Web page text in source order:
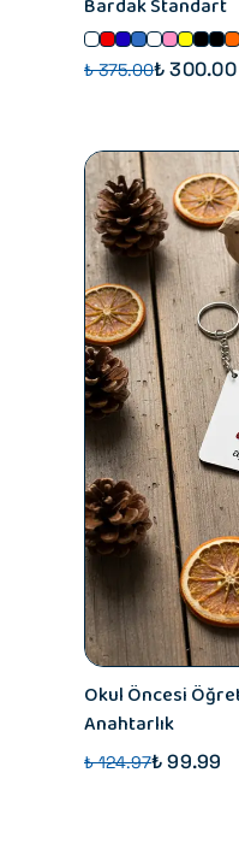
Bardak Standart
₺ 375.00₺ 300.00
Okul Öncesi
Anahtarlık
₺ 124.97₺ 99.99